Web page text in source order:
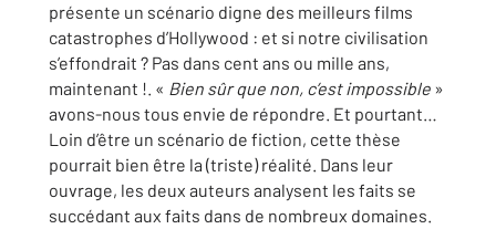
présente un scénario digne des meilleurs films
catastrophes d’Hollywood : et si notre civilisation
s’effondrait ? Pas dans cent ans ou mille ans,
maintenant !. « Bien sûr que non, c’est impossible »
avons-nous tous envie de répondre. Et pourtant…
Loin d’être un scénario de fiction, cette thèse
pourrait bien être la (triste) réalité. Dans leur
ouvrage, les deux auteurs analysent les faits se
succédant aux faits dans de nombreux domaines.